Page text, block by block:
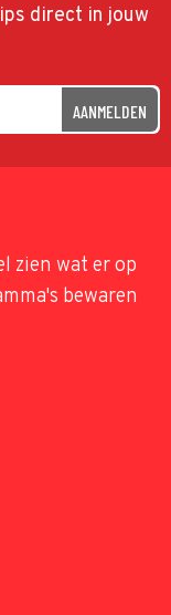
direct in jouw
AANMELDEN
zien wat er op
bewaren